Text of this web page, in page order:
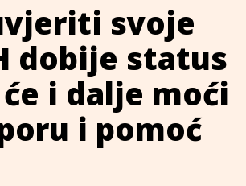
svoje
dobije status
i dalje moći
i pomoć